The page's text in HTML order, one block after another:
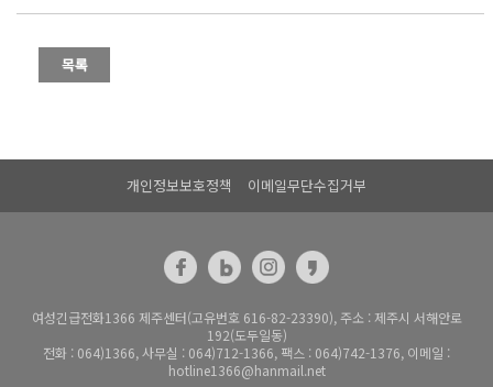
개인정보보호정책 이메일무단수집거부
여성긴급전화1366 제주센터(고유번호 616-82-23390), 주소 : 제주시 서해안로
192(도두일동)
전화 : 064)1366, 사무실 : 064)712-1366, 팩스 : 064)742-1376, 이메일 :
hotline1366@hanmail.net